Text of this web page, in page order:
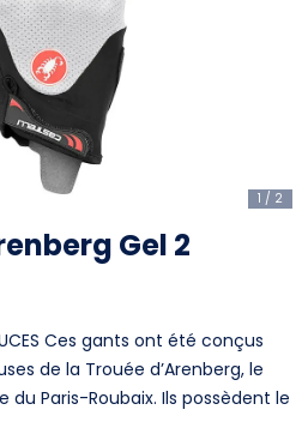
1 / 2
Gel 2
Ces gants ont été conçus
de la Trouée d’Arenberg, le
Paris-Roubaix. Ils possèdent le